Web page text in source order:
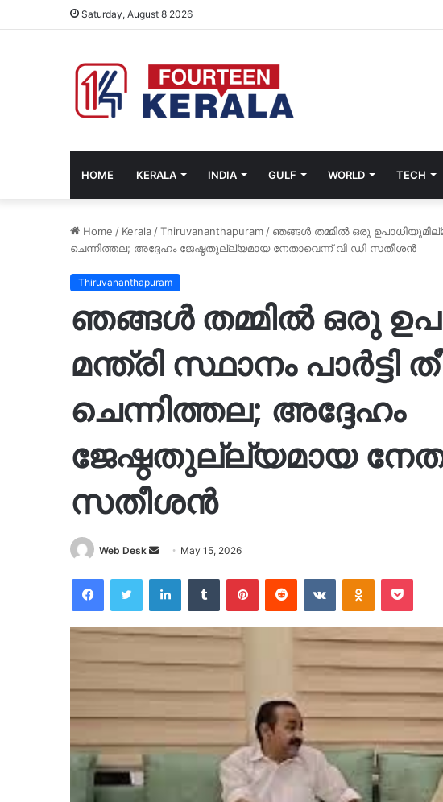
Saturday, August 8 2026
HOME KERALA INDIA GULF WORLD TECH
Home / Kerala /Thiruvananthapuram / ഞങ്ങൾ തമ്മിൽ ഒരു
ചെന്നിത്തല; അദ്ദേഹം ജേഷ്ഠതുല്ല്യമായ നേതാവെന്ന് വി ഡി സതീശൻ
Thiruvananthapuram
ഞങ്ങൾ തമ്മിൽ ഒരു
മന്ത്രി സ്ഥാനം പാർട്ടി
ചെന്നിത്തല; അദ്ദേഹം
ജേഷ്ഠതുല്ല്യമായ
സതീശൻ
Web Desk
Send
email
May 15, 2026
FacebookTwitter LinkedInTumblr PinterestReddit VKontakteOdnoklassniki
Pocket